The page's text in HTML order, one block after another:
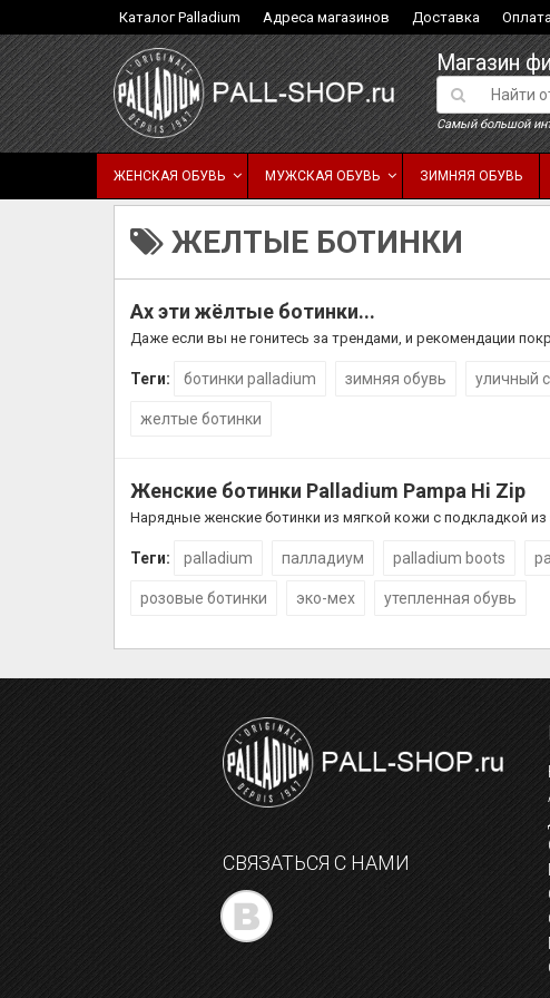
Каталог Palladium Адреса магазинов Доставка
Магазин
Самый большой
ЖЕНСКАЯ ОБУВЬ МУЖСКАЯ ОБУВЬ ЗИМНЯЯ ОБУВЬ
ЖЕЛТЫЕ БОТИНКИ
Ах эти жёлтые ботинки...
Даже если вы не гонитесь за трендами, и рекомендации
Теги: ботинки palladium зимняя обувь уличный
желтые ботинки
Женские ботинки Palladium Pampa Hi Zip
Нарядные женские ботинки из мягкой кожи с подкладкой
Теги: palladium палладиум palladium boots
розовые ботинки эко-мех утепленная обувь
СВЯЗАТЬСЯ С НАМИ